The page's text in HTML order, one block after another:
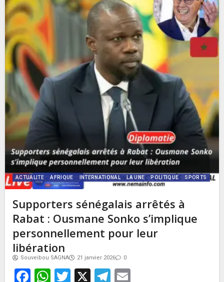
ACTUALITE AFRIQUE INTERNATIONAL LA UNE POLITIQUE SPORTS
Supporters sénégalais arrêtés à
Rabat : Ousmane Sonko s’implique
personnellement pour leur
libération
Souveibou SAGNA 21 janvier 2026 0
Facebook
WhatsApp
Twitter
X Telegram